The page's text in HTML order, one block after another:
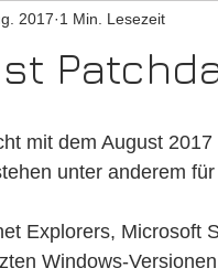
2017 1 Min. Lesezeit
mit dem August
unter anderem
Explorers, Microsoft
Windows-